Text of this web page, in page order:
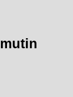
mutin